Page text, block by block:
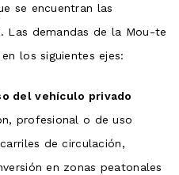
se encuentran las
Las demandas de la Mou-te
los siguientes ejes:
del vehículo privado
profesional o de uso
de circulación,
en zonas peatonales